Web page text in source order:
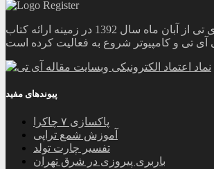
وبسایت مقاله آی تی از آبان ماه سال 1392 در زمینه ارائه کتاب
پیوندهای مفید
پاکسازی ۷ چاکرا
آموزش شمع تراپی
تفسیر چارت تولد
باربری پیروزی در شرق تهران